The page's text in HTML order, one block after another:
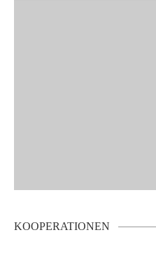
KOOPERATIONEN